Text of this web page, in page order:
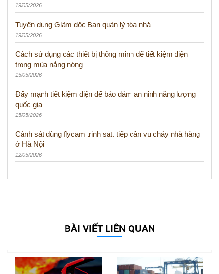
19/05/2026
Tuyển dụng Giám đốc Ban quản lý tòa nhà
19/05/2026
Cách sử dụng các thiết bị thông minh để tiết kiệm điện
trong mùa nắng nóng
15/05/2026
Đẩy mạnh tiết kiệm điện để bảo đảm an ninh năng lượng
quốc gia
15/05/2026
Cảnh sát dùng flycam trinh sát, tiếp cận vụ cháy nhà hàng
ở Hà Nội
12/05/2026
BÀI VIẾT LIÊN QUAN